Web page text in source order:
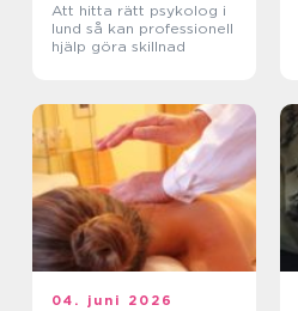
Att hitta rätt psykolog i
lund så kan professionell
hjälp göra skillnad
04. juni 2026